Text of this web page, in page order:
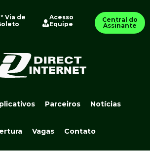
Via de
Acesso
Equipe
Central do
Assinante
Parceiros Notícias
Vagas Contato